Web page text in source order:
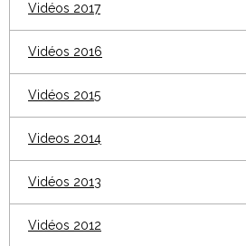
Vidéos 2017
Vidéos 2016
Vidéos 2015
Videos 2014
Vidéos 2013
Vidéos 2012